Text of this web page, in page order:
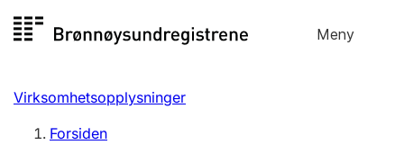
til
Meny
Registersøk
Aksjeselskap
Virksomhetsopplysninger
Forsiden